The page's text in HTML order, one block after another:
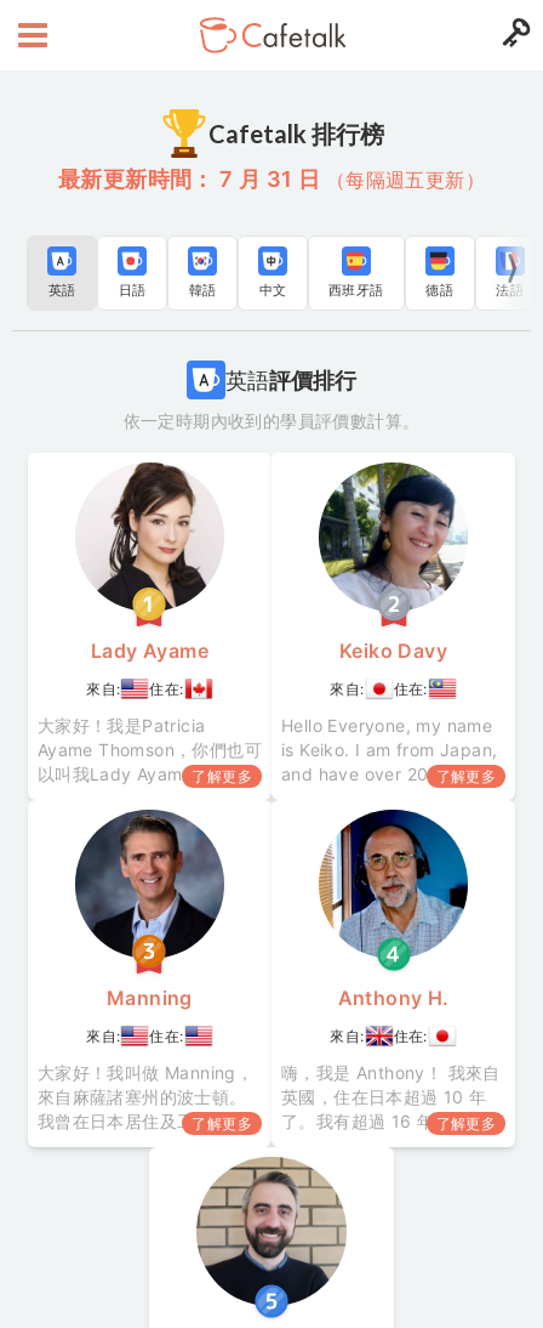
Cafetalk 排行榜
最新更新時間： 7 月 31 日 （每隔週五更新）
英語 日語 韓語 中文 西班牙語 德語 法語
英語評價排行
依一定時期內收到的學員評價數計算。
Lady Ayame
來自: 住在:
大家好！我是Patricia
Ayame Thomson，你們也可
以叫我Lady Ayame。我出
東京生活。在日本的時候曾
經做過資生堂化妝品的宣傳
模特，也做過時尚雜志《裝
苑》的模特，還在其他很多
地方作為青少年模特活躍了5
年。高中時在橫田機場某處
美國學校上學，接受英語教
了解更多
Keiko Davy
來自: 住在:
Hello Everyone, my name
is Keiko. I am from Japan,
and have over 20 years of
ranging from teaching in
Japan, Australia, and
Malay
了解更多
Manning
來自: 住在:
大家好！我叫做 Manning，
來自麻薩諸塞州的波士頓。
我曾在日本居住及工作 10
年，學員們說我是一個稱職
的傾聽者，讓人感到放鬆、
有幫助且具有幽默感。注意
囉，課程可能會讓你笑開
懷！我認識學習各式各樣的
文化、口音及各地方言（例
如北海道腔），也喜歡運
了解更多
Anthony H.
來自: 住在:
嗨，我是 Anthony！ 我來自
英國，住在日本超過 10 年
了。我有超過 16 年以上的英
語教學經驗，幫助不同程度
的學員獲得自信，自然的開
口說英語。 我的課程著重在
依學員的目標量身打造友善
又輕鬆的日常會話到商業英
語課程。 除了教學以外 • 我
幾乎每天練習瑜伽 • 我吹奏
薩克斯
了解更多